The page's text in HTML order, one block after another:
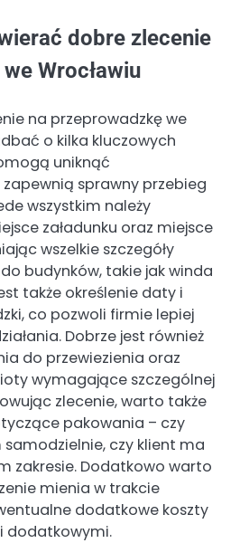
dobre zlecenie
Wrocławiu
na przeprowadzkę we
o kilka kluczowych
uniknąć
sprawny przebieg
wszystkim należy
załadunku oraz miejsce
wszelkie szczegóły
budynków, takie jak winda
także określenie daty i
co pozwoli firmie lepiej
Dobrze jest również
do przewiezienia oraz
wymagające szczególnej
zlecenie, warto także
pakowania – czy
czy klient ma
zakresie. Dodatkowo warto
mienia w trakcie
dodatkowe koszty
dodatkowymi.